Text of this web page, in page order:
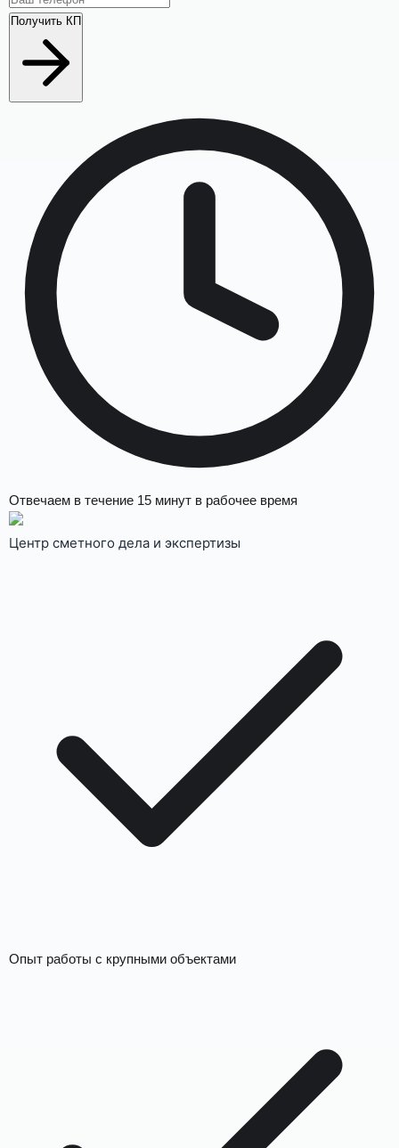
Получить КП
Отвечаем в течение 15 минут в рабочее время
Центр сметного дела и экспертизы
Опыт работы с крупными объектами